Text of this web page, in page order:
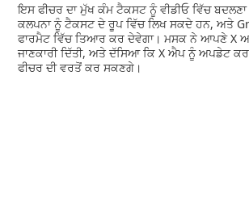
ਇਸ ਫੀਚਰ ਦਾ ਮੁੱਖ ਕੰਮ ਟੈਕਸਟ ਨੂੰ ਵੀਡੀਓ ਵਿੱਚ
ਕਲਪਨਾ ਨੂੰ ਟੈਕਸਟ ਦੇ ਰੂਪ ਵਿੱਚ ਲਿਖ ਸਕਦੇ ਹਨ, ਅਤੇ
ਫਾਰਮੈਟ ਵਿੱਚ ਤਿਆਰ ਕਰ ਦੇਵੇਗਾ। ਮਸਕ ਨੇ ਆਪਣੇ X
ਜਾਣਕਾਰੀ ਦਿੱਤੀ, ਅਤੇ ਦੱਸਿਆ ਕਿ X ਐਪ ਨੂੰ ਅਪਡੇਟ
ਫੀਚਰ ਦੀ ਵਰਤੋਂ ਕਰ ਸਕਣਗੇ।